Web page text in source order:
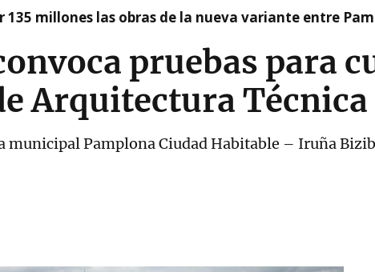
135 millones las obras de la nueva variante entre
pruebas para
Arquitectura Técnica
municipal Pamplona Ciudad Habitable – Iruña